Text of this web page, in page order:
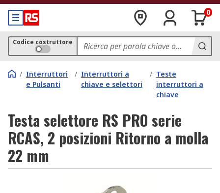
0
Codice costruttore
/ Interruttori
e Pulsanti
/ Interruttori a
chiave e selettori
/ Teste
interruttori a
chiave
Testa selettore RS PRO serie
RCAS, 2 posizioni Ritorno a molla
22 mm